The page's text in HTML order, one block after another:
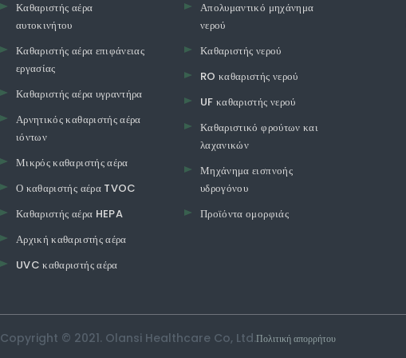
Καθαριστής αέρα
αυτοκινήτου
Καθαριστής αέρα επιφάνειας
εργασίας
Καθαριστής αέρα υγραντήρα
Αρνητικός καθαριστής αέρα
ιόντων
Μικρός καθαριστής αέρα
Ο καθαριστής αέρα TVOC
Καθαριστής αέρα HEPA
Αρχική καθαριστής αέρα
UVC καθαριστής αέρα
Απολυμαντικό μηχάνημα
νερού
Καθαριστής νερού
RO καθαριστής νερού
UF καθαριστής νερού
Καθαριστικό φρούτων και
λαχανικών
Μηχάνημα εισπνοής
υδρογόνου
Προϊόντα ομορφιάς
Copyright © 2021. Olansi Healthcare Co, Ltd.Πολιτική απορρήτου